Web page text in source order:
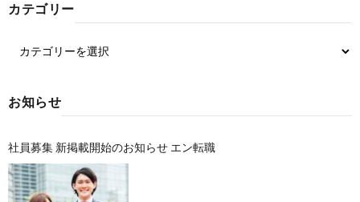
カテゴリー
お知らせ
社員募集 新掲載開始のお知らせ エン転職